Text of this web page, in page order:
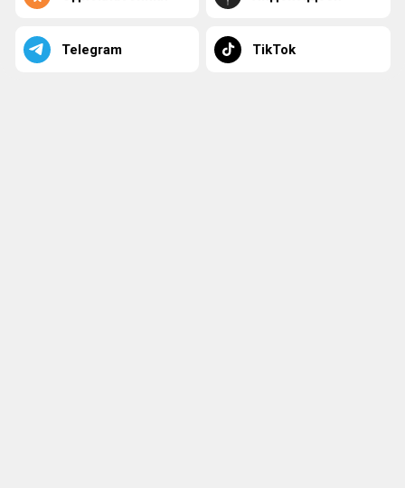
Telegram TikTok